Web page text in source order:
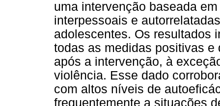
uma intervenção baseada
interpessoais e
adolescentes. Os resultados
todas as medidas positivas
após a intervenção, à
violência. Esse dado
com altos níveis de
frequentemente a situações